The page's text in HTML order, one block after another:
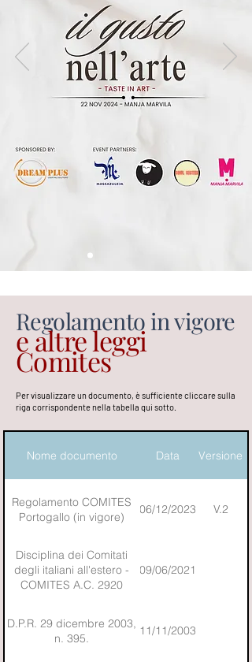
Regolamento in vigore
e altre leggi
Comites
Per visualizzare un documento, è sufficiente cliccare sulla
riga corrispondente nella tabella qui sotto.
Nome documento Data Versione
Regolamento COMITES
Portogallo (in vigore)
06/12/2023 V.2
Disciplina dei Comitati
degli italiani all'estero -
COMITES A.C. 2920
09/06/2021
D.P.R. 29 dicembre 2003,
n. 395.
11/11/2003